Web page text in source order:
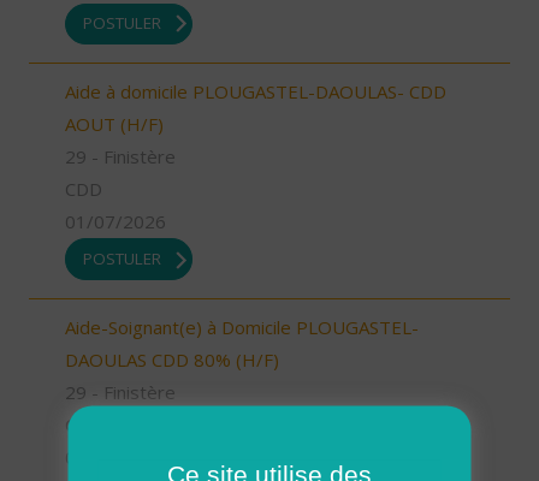
POSTULER
Aide à domicile PLOUGASTEL-DAOULAS- CDD
AOUT (H/F)
29 - Finistère
CDD
01/07/2026
POSTULER
Aide-Soignant(e) à Domicile PLOUGASTEL-
DAOULAS CDD 80% (H/F)
29 - Finistère
CDI
Ce site utilise des